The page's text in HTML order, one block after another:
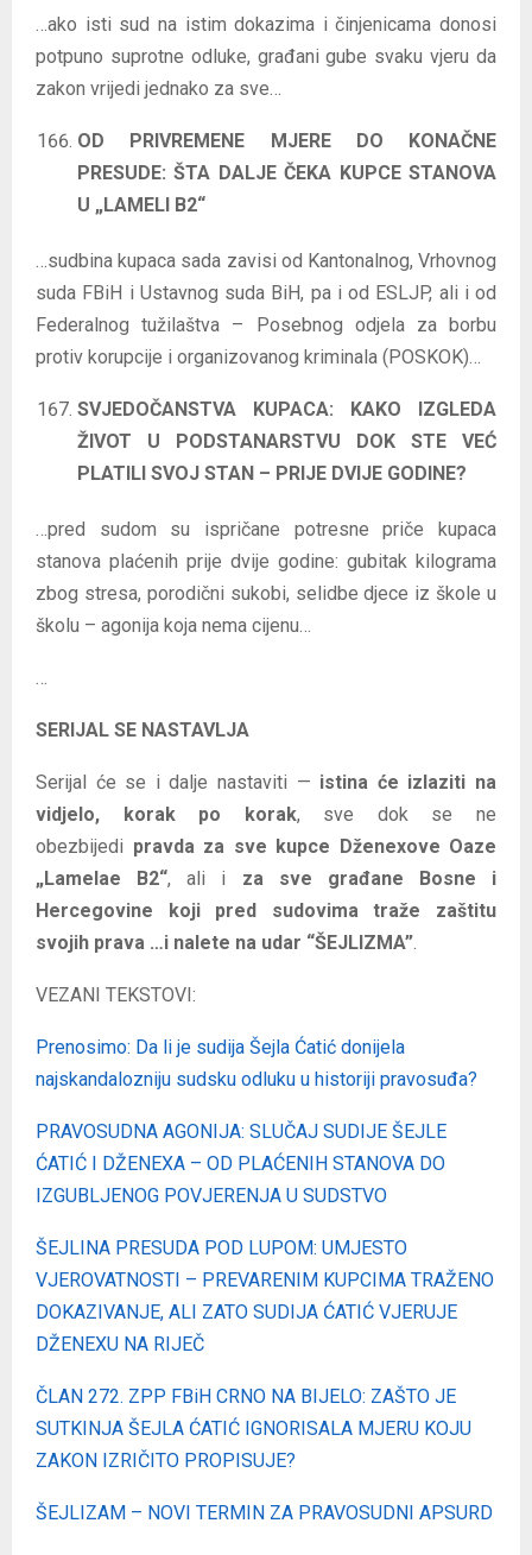
…ako isti sud na istim dokazima i činjenicama donosi
potpuno suprotne odluke, građani gube svaku vjeru da
zakon vrijedi jednako za sve…
OD PRIVREMENE MJERE DO KONAČNE
PRESUDE: ŠTA DALJE ČEKA KUPCE STANOVA
U „LAMELI B2“
…sudbina kupaca sada zavisi od Kantonalnog, Vrhovnog
suda FBiH i Ustavnog suda BiH, pa i od ESLJP, ali i od
Federalnog tužilaštva – Posebnog odjela za borbu
protiv korupcije i organizovanog kriminala (POSKOK)…
SVJEDOČANSTVA KUPACA: KAKO IZGLEDA
ŽIVOT U PODSTANARSTVU DOK STE VEĆ
PLATILI SVOJ STAN – PRIJE DVIJE GODINE?
…pred sudom su ispričane potresne priče kupaca
stanova plaćenih prije dvije godine: gubitak kilograma
zbog stresa, porodični sukobi, selidbe djece iz škole u
školu – agonija koja nema cijenu…
SERIJAL SE NASTAVLJA
Serijal će se i dalje nastaviti — istina će izlaziti na
vidjelo, korak po korak, sve dok se ne
obezbijedi pravda za sve kupce Dženexove Oaze
„Lamelae B2“, ali i za sve građane Bosne i
Hercegovine koji pred sudovima traže zaštitu
svojih prava …i nalete na udar “ŠEJLIZMA”
VEZANI TEKSTOVI:
Prenosimo: Da li je sudija Šejla Ćatić donijela
najskandalozniju sudsku odluku u historiji pravosuđa?
PRAVOSUDNA AGONIJA: SLUČAJ SUDIJE ŠEJLE
ĆATIĆ I DŽENEXA – OD PLAĆENIH STANOVA DO
IZGUBLJENOG POVJERENJA U SUDSTVO
ŠEJLINA PRESUDA POD LUPOM: UMJESTO
VJEROVATNOSTI – PREVARENIM KUPCIMA TRAŽENO
DOKAZIVANJE, ALI ZATO SUDIJA ĆATIĆ VJERUJE
DŽENEXU NA RIJEČ
ČLAN 272. ZPP FBiH CRNO NA BIJELO: ZAŠTO JE
SUTKINJA ŠEJLA ĆATIĆ IGNORISALA MJERU KOJU
ZAKON IZRIČITO PROPISUJE?
ŠEJLIZAM – NOVI TERMIN ZA PRAVOSUDNI APSURD